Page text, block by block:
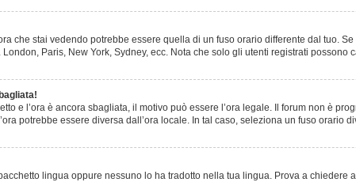
che stai vedendo potrebbe essere quella di un fuso orario differente dal tuo.
Paris, New York, Sydney, ecc. Nota che solo gli utenti registrati possono
e l’ora è ancora sbagliata, il motivo può essere l’ora legale. Il forum non è
potrebbe essere diversa dall’ora locale. In tal caso, seleziona un fuso orario
lingua oppure nessuno lo ha tradotto nella tua lingua. Prova a